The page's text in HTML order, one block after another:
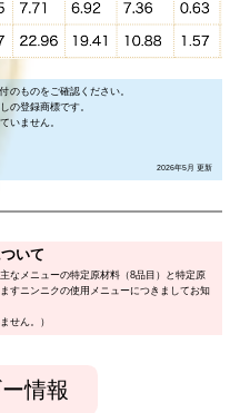
のものをご確認ください。
の登録商標です。
いません。
2026年5月 更新
いて
なメニューの特定原材料（8品目）と特定原
すニンニクの使用メニューにつきましてお知
せん。）
情報